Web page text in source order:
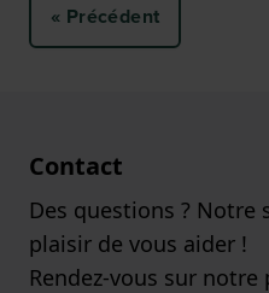
« Précédent
Contact
Des questions ? Notre
plaisir de vous aider !
Rendez-vous sur